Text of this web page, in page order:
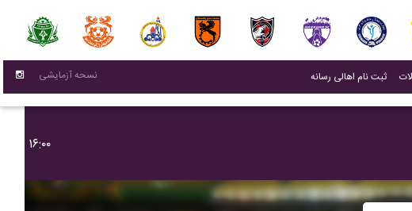
(current) ثبت نام اهالی رسانه
(current) نسحه آزمایشی
۱۶:۰۰